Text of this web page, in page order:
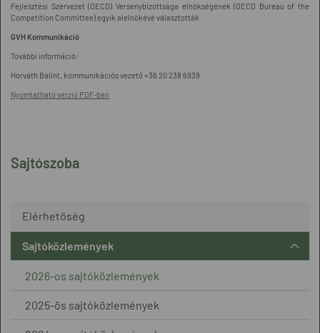
Sajtószoba
Elérhetőség
Sajtóközlemények
2026-os sajtóközlemények
2025-ös sajtóközlemények
Fejlesztési Szervezet (OECD) Versenybizottsága elnökségének (OECD Bureau of the
Competition Committee) egyik alelnökévé választották.
GVH Kommunikáció
További információ:
Horváth Bálint, kommunikációs vezető +36 20 238 6939
Nyomtatható verzió PDF-ben